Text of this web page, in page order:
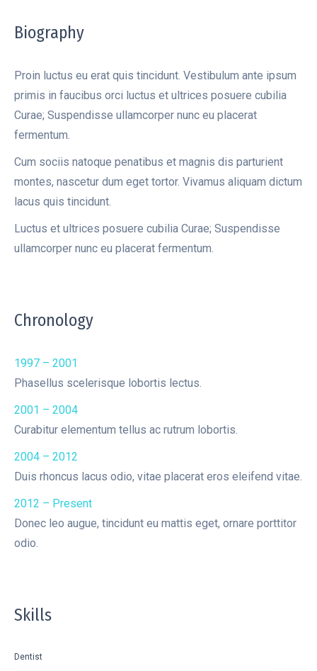
Biography
Proin luctus eu erat quis tincidunt. Vestibulum ante ipsum
primis in faucibus orci luctus et ultrices posuere cubilia
Curae; Suspendisse ullamcorper nunc eu placerat
fermentum.
Cum sociis natoque penatibus et magnis dis parturient
montes, nascetur dum eget tortor. Vivamus aliquam dictum
lacus quis tincidunt.
Luctus et ultrices posuere cubilia Curae; Suspendisse
ullamcorper nunc eu placerat fermentum.
Chronology
1997 – 2001
Phasellus scelerisque lobortis lectus.
2001 – 2004
Curabitur elementum tellus ac rutrum lobortis.
2004 – 2012
Duis rhoncus lacus odio, vitae placerat eros eleifend vitae.
2012 – Present
Donec leo augue, tincidunt eu mattis eget, ornare porttitor
odio.
Skills
Dentist